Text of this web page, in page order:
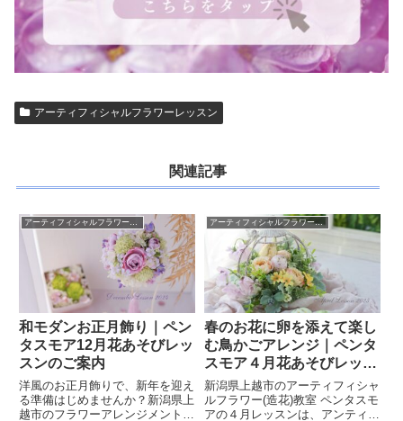
アーティフィシャルフラワーレッスン
関連記事
和モダンお正月飾り｜ペン
タスモア12月花あそびレッ
スンのご案内
洋風のお正月飾りで、新年を迎え
る準備はじめませんか？新潟県上
越市のフラワーアレンジメント教
アーティフィシャルフラワーレッスン
春のお花に卵を添えて楽し
む鳥かごアレンジ｜ペンタ
スモア４月花あそびレッス
ンのご案内
新潟県上越市のアーティフィシャ
ルフラワー(造花)教室 ペンタスモ
アの４月レッスンは、アンティー